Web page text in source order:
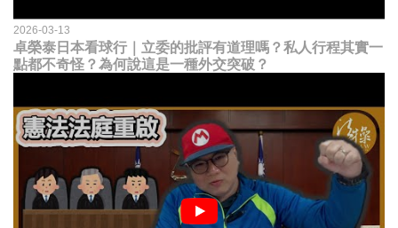
2026-03-13
卓榮泰日本看球行｜立委的批評有道理嗎？私人行程其實一
點都不奇怪？為何說這是一種外交突破？